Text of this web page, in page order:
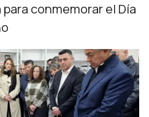
conmemorar el Día